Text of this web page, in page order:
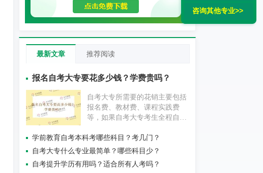
最新文章 推荐阅读
报名自考大专要花多少钱？学费贵吗？
自考大专所需要的花销主要包括
报名费、教材费、课程实践费
等，如果自考大专考生全程自学
费1000元左右；如果自考大专考
生报考辅导机构，花费则要更贵
实际当地消费水平为准。
学前教育自考本科考哪些科目？考几门？
自考大专什么专业最简单？哪些科目少？
自考提升学历有用吗？适合所有人考吗？
咨询其他专业>>